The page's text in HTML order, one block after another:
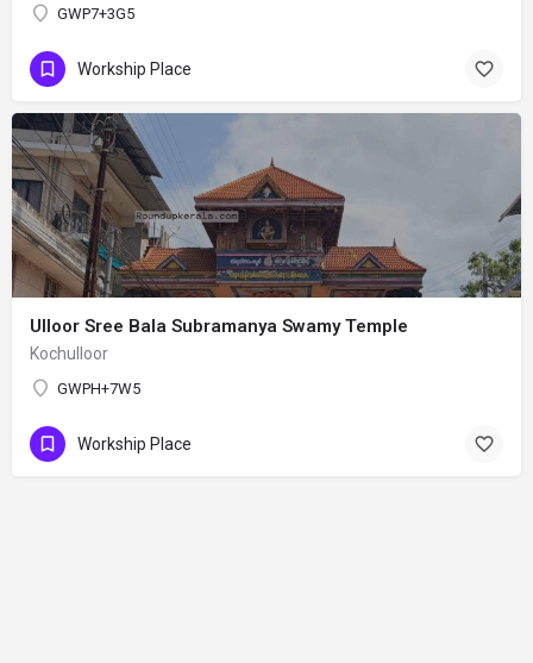
GWP7+3G5
Workship Place
Ulloor Sree Bala Subramanya Swamy Temple
Kochulloor
GWPH+7W5
Workship Place